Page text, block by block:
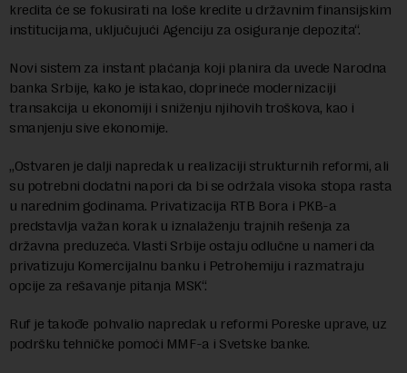
kredita će se fokusirati na loše kredite u državnim finansijskim
institucijama, uključujući Agenciju za osiguranje depozita“.
Novi sistem za instant plaćanja koji planira da uvede Narodna
banka Srbije, kako je istakao, doprineće modernizaciji
transakcija u ekonomiji i sniženju njihovih troškova, kao i
smanjenju sive ekonomije.
„Ostvaren je dalji napredak u realizaciji strukturnih reformi, ali
su potrebni dodatni napori da bi se održala visoka stopa rasta
u narednim godinama. Privatizacija RTB Bora i PKB-a
predstavlja važan korak u iznalaženju trajnih rešenja za
državna preduzeća. Vlasti Srbije ostaju odlučne u nameri da
privatizuju Komercijalnu banku i Petrohemiju i razmatraju
opcije za rešavanje pitanja MSK“.
Ruf je takođe pohvalio napredak u reformi Poreske uprave, uz
podršku tehničke pomoći MMF-a i Svetske banke.